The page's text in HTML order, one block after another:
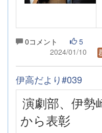
0コメント
5
2024/01/10
伊高だより#039
演劇部、伊勢
から表彰